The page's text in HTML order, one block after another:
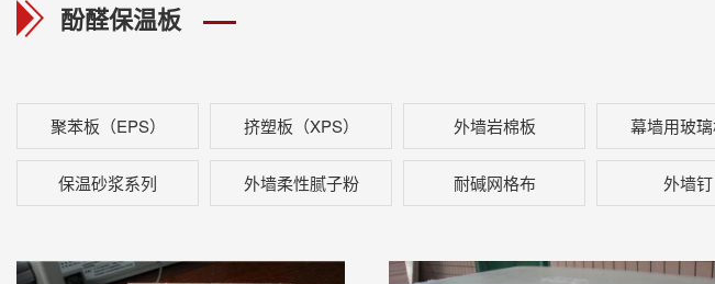
酚醛保温板
聚苯板（EPS） 挤塑板（XPS） 外墙岩棉板 幕墙用玻
保温砂浆系列 外墙柔性腻子粉 耐碱网格布 外墙钉